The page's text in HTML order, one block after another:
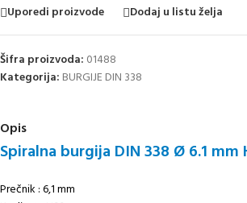
Uporedi proizvode Dodaj u listu želja
Šifra proizvoda: 01488
Kategorija: BURGIJE DIN 338
Opis
Spiralna burgija DIN 338 Ø 6.1 mm
Prečnik : 6,1 mm